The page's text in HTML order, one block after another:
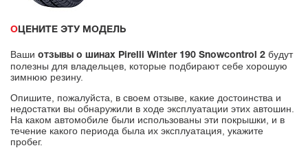
ОЦЕНИТЕ ЭТУ МОДЕЛЬ
Ваши отзывы о шинах Pirelli Winter 190 Snowcontrol 2 будут
полезны для владельцев, которые подбирают себе хорошую
зимнюю резину.
Опишите, пожалуйста, в своем отзыве, какие достоинства и
недостатки вы обнаружили в ходе эксплуатации этих автошин.
На каком автомобиле были использованы эти покрышки, и в
течение какого периода была их эксплуатация, укажите
пробег.